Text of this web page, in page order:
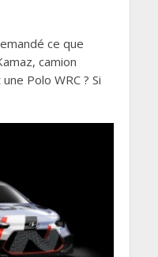
ce que
camion
Polo WRC ? Si